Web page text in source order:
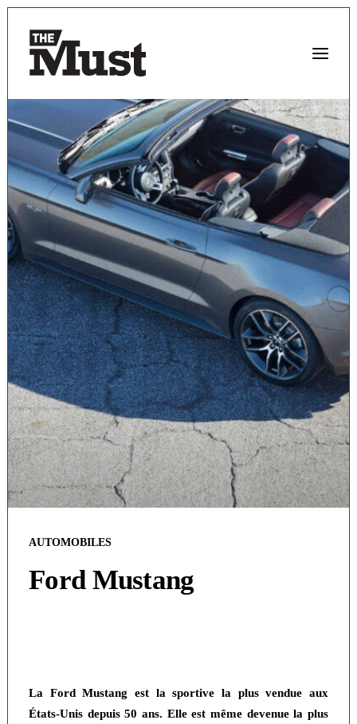
AUTOMOBILES
Ford Mustang
La Ford Mustang est la sportive la plus vendue aux
États-Unis depuis 50 ans. Elle est même devenue la plus